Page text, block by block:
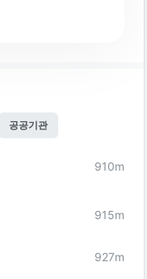
공공기관
910m
915m
927m